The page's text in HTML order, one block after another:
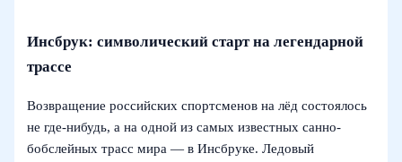
Инсбрук: символический старт на легендарной
трассе
Возвращение российских спортсменов на лёд состоялось
не где-нибудь, а на одной из самых известных санно-
бобслейных трасс мира — в Инсбруке. Ледовый